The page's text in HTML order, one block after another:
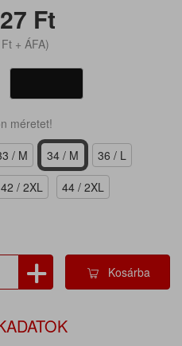
Ft
Ft+ ÁFA)
méretet!
/ M 34 / M
36 / L
42 / 2XL
44 / 2XL
Kosárba